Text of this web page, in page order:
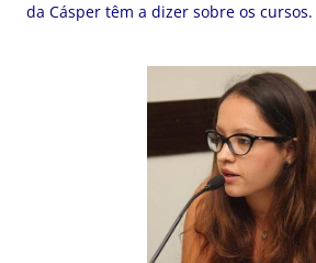
da Cásper têm a dizer sobre os cursos.